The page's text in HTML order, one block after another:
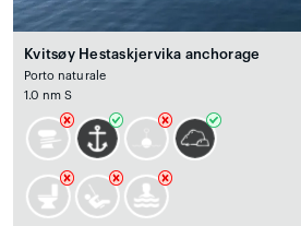
Kvitsøy Hestaskjervika anchorage
Porto naturale
1.0 nm S